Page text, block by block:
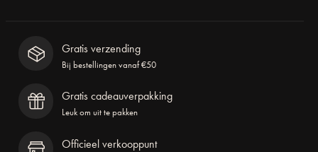
Gratis verzending
Bij bestellingen vanaf €50
Gratis cadeauverpakking
Leuk om uit te pakken
Officieel verkooppunt